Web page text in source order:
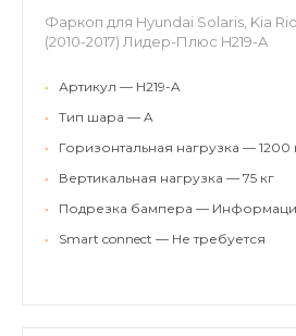
Фаркоп для Hyundai Solaris, Kia
(2010-2017) Лидер-Плюс H219-A
•
Артикул — H219-A
•
Тип шара — A
•
Горизонтальная нагрузка — 1200
•
Вертикальная нагрузка — 75 кг
•
Подрезка бампера —
•
Smart connect — Не требуется